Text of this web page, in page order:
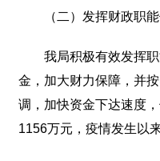
（二）发挥财政职能
我局积极有效发挥职
金，加大财力保障，并
调，加快资金下达速度
1156万元，疫情发生以